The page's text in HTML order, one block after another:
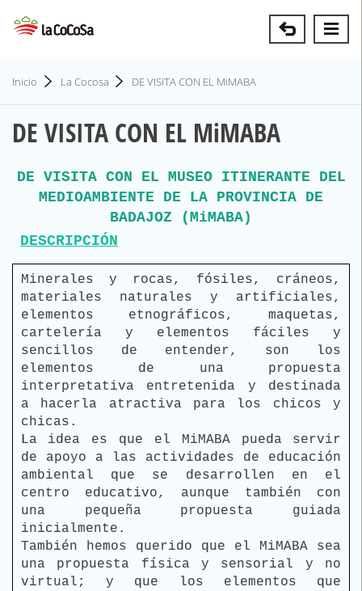
Inicio La Cocosa DE VISITA CON EL MiMABA
DE VISITA CON EL MiMABA
DE VISITA CON EL MUSEO ITINERANTE DEL
MEDIOAMBIENTE DE LA PROVINCIA DE
BADAJOZ (MiMABA)
DESCRIPCIÓN
Minerales y rocas, fósiles, cráneos,
materiales naturales y artificiales,
elementos etnográficos, maquetas,
cartelería y elementos fáciles y
sencillos de entender, son los
elementos de una propuesta
interpretativa entretenida y destinada
a hacerla atractiva para los chicos y
chicas.
La idea es que el MiMABA pueda servir
de apoyo a las actividades de educación
ambiental que se desarrollen en el
centro educativo, aunque también con
una pequeña propuesta guiada
inicialmente.
También hemos querido que el MiMABA sea
una propuesta física y sensorial y no
virtual; y que los elementos que